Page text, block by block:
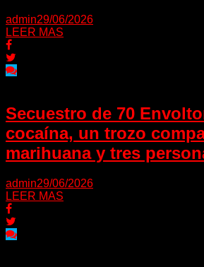
admin29/06/2026
LEER MAS
Secuestro de 70
cocaína, un trozo
marihuana y tres
admin29/06/2026
LEER MAS